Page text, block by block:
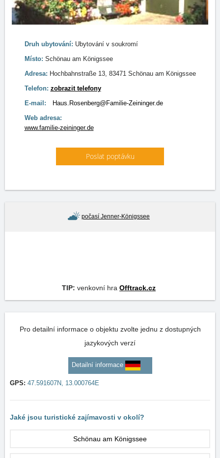
Druh ubytování: Ubytování v soukromí
Místo: Schönau am Königssee
Adresa: Hochbahnstraße 13, 83471 Schönau am Königssee
Telefon: zobrazit telefony
E-mail:
Haus.Rosenberg@Familie-Zeininger.de
Web adresa:
www.familie-zeininger.de
Poslat poptávku
počasí Jenner-Königssee
TIP: venkovní hra Offtrack.cz
Pro detailní informace o objektu zvolte jednu z dostupných
jazykových verzí
Detailní informace
GPS: 47.591607N, 13.000764E
Jaké jsou turistické zajímavosti v okolí?
Schönau am Königssee